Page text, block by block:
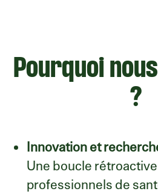
Pourquoi
?
Innovation et
Une boucle
professionnels de